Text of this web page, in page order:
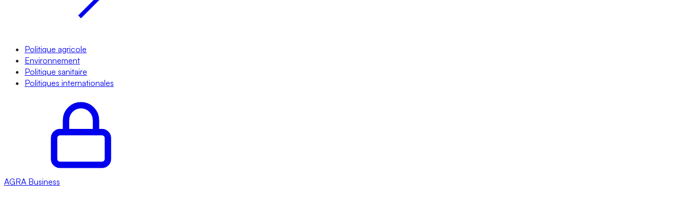
Politique agricole
Environnement
Politique sanitaire
Politiques internationales
AGRA Business